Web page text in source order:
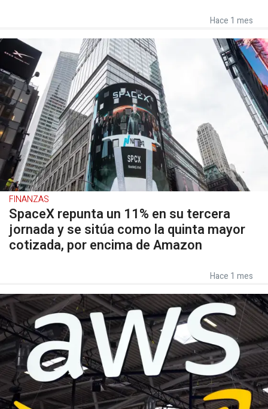
Hace 1 mes
FINANZAS
SpaceX repunta un 11% en su tercera
jornada y se sitúa como la quinta mayor
cotizada, por encima de Amazon
Hace 1 mes